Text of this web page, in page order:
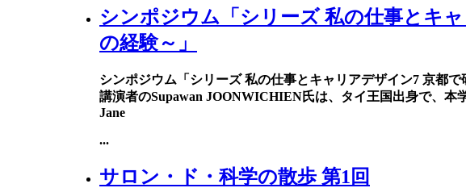
シンポジウム「シリーズ 私の仕事とキ
の経験～」
シンポジウム「シリーズ 私の仕事とキャリアデザイン7 京都
講演者のSupawan JOONWICHIEN氏は、タイ王国出身で、本
Jane
...
サロン・ド・科学の散歩 第1回